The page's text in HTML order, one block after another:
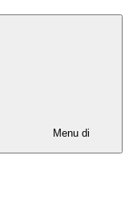
Menu di